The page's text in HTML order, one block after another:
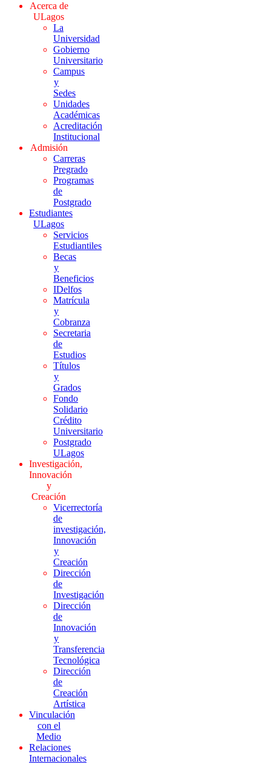
Acerca de
ULagos
La
Universidad
Gobierno
Universitario
Campus
y
Sedes
Unidades
Académicas
Acreditación
Institucional
Admisión
Carreras
Pregrado
Programas
de
Postgrado
Estudiantes
ULagos
Servicios
Estudiantiles
Becas
y
Beneficios
IDelfos
Matrícula
y
Cobranza
Secretaria
de
Estudios
Títulos
y
Grados
Fondo
Solidario
Crédito
Universitario
Postgrado
ULagos
Investigación,
Innovación
y
Creación
Vicerrectoría
de
investigación,
Innovación
y
Creación
Dirección
de
Investigación
Dirección
de
Innovación
y
Transferencia
Tecnológica
Dirección
de
Creación
Artística
Vinculación
con el
Medio
Relaciones
Internacionales